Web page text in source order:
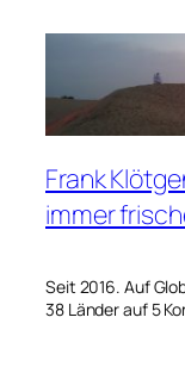
Frank
immer
Seit 2016. Auf
38 Länder auf 5